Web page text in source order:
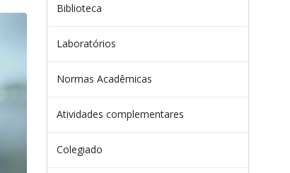
Biblioteca
Laboratórios
Normas Acadêmicas
Atividades complementares
Colegiado